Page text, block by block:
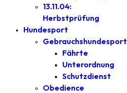
13.11.04:
Herbstprüfung
Hundesport
Gebrauchshundesport
Fährte
Unterordnung
Schutzdienst
Obedience